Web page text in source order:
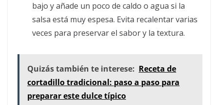
bajo y añade un poco de caldo o agua si la
salsa está muy espesa. Evita recalentar varias
veces para preservar el sabor y la textura.
Quizás también te interese: Receta de
cortadillo tradicional: paso a paso para
preparar este dulce típico